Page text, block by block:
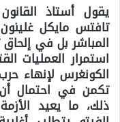
يقول أستاذ
تافتس مايكل
المباشر بل في
استمرار العمليات
الكونغرس لإنهاء
تكمن في احتمال
ذلك، ما يعيد